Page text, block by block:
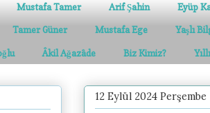
Mustafa Tamer Arif Şahin Eyüp
Tamer Güner Mustafa Ege Yaşlı
Âkil Ağazâde Biz Kimiz?
12 Eylül 2024 Perşembe